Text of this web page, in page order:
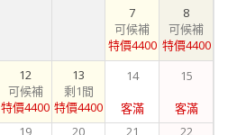
7
可候補
特價4400
8
可候補
特價4400
12
可候補
特價4400
13
剩1間
特價4400
14
客滿
15
客滿
19
20
21
22